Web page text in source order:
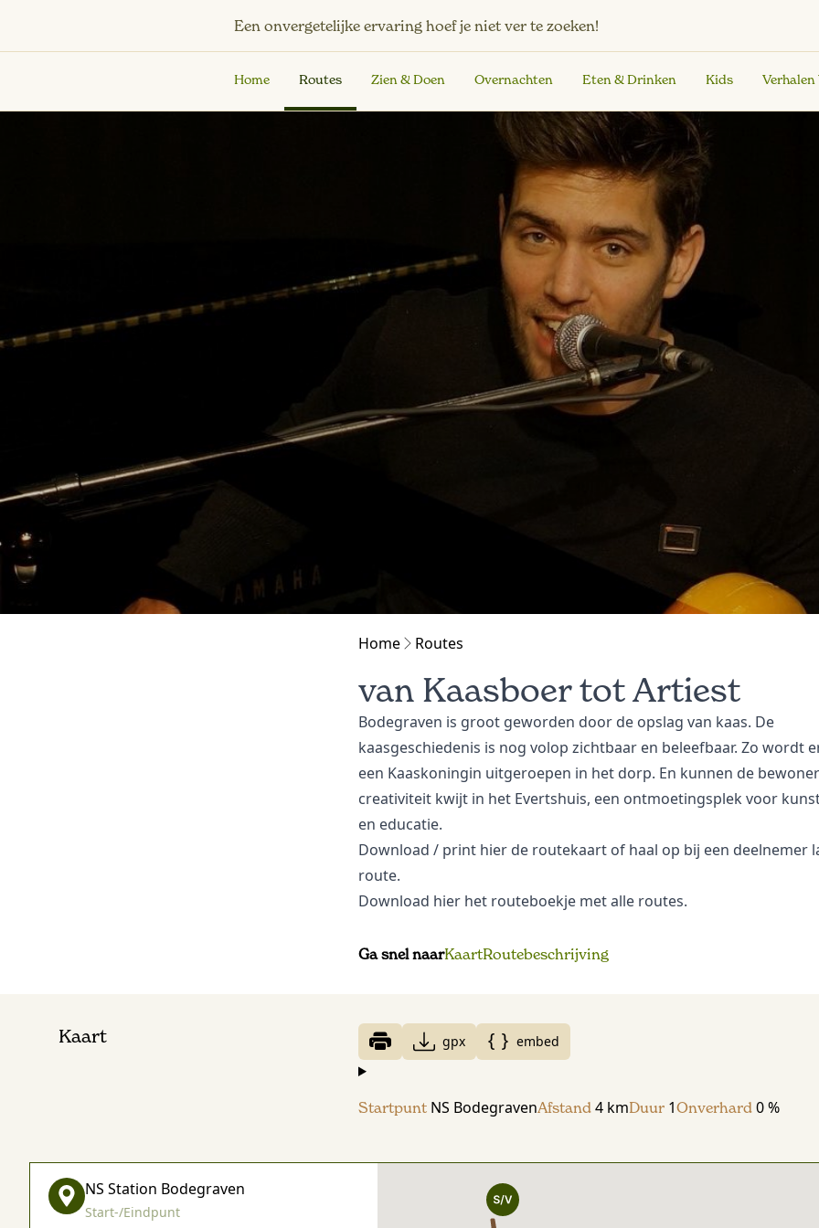
Een onvergetelijke ervaring hoef je niet ver te zoeken!
Home Routes Zien & Doen Overnachten Eten & Drinken Kids Verhalen
Home Routes
van Kaasboer tot Artiest
Bodegraven is groot geworden door de opslag van kaas. De
kaasgeschiedenis is nog volop zichtbaar en beleefbaar. Zo wordt
een Kaaskoningin uitgeroepen in het dorp. En kunnen de
creativiteit kwijt in het Evertshuis, een ontmoetingsplek voor
en educatie.
Download / print hier de routekaart of haal op bij een deelnemer
route.
Download hier het routeboekje met alle routes.
Ga snel naarKaartRoutebeschrijving
Kaart gpx embed
StartpuntNS BodegravenAfstand4 kmDuur1Onverhard0 %
NS Station Bodegraven
Start-/Eindpunt